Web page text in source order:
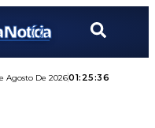
Notícia
Agosto De 202601:25:38